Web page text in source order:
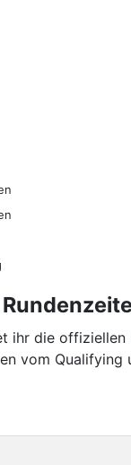
ihr die offiziellen
vom Qualifying